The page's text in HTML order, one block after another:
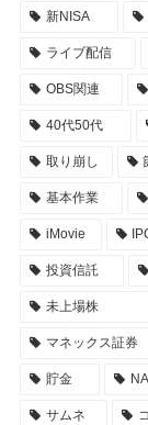
新NISA
ライブ配信
OBS関連
40代50代
取り崩し
基本作業
iMovie
投資信託
未上場株
マネックス証券
貯金
サムネ